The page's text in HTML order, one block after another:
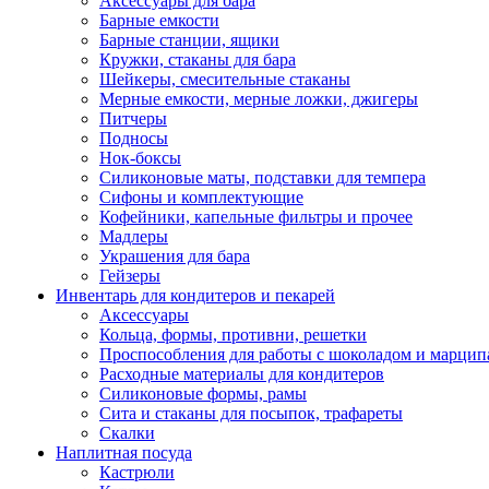
Барные емкости
Барные станции, ящики
Кружки, стаканы для бара
Шейкеры, смесительные стаканы
Мерные емкости, мерные ложки, джигеры
Питчеры
Подносы
Нок-боксы
Силиконовые маты, подставки для темпера
Сифоны и комплектующие
Кофейники, капельные фильтры и прочее
Мадлеры
Украшения для бара
Гейзеры
Инвентарь для кондитеров и пекарей
Аксессуары
Кольца, формы, противни, решетки
Проспособления для работы с шоколадом и
Расходные материалы для кондитеров
Силиконовые формы, рамы
Сита и стаканы для посыпок, трафареты
Скалки
Наплитная посуда
Кастрюли